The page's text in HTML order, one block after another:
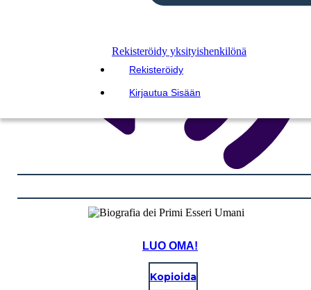
Rekisteröidy yksityishenkilönä
Rekisteröidy
Kirjautua Sisään
LUO OMA!
Kopioida